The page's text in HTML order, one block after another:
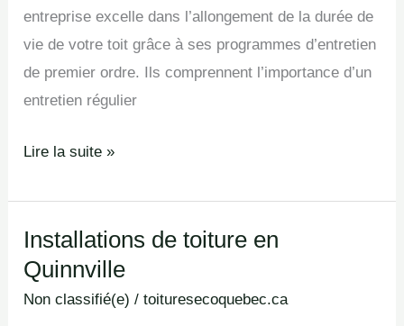
entreprise excelle dans l’allongement de la durée de
vie de votre toit grâce à ses programmes d’entretien
de premier ordre. Ils comprennent l’importance d’un
entretien régulier
Lire la suite »
Installations de toiture en
Quinnville
Non classifié(e) /toituresecoquebec.ca
Installations
de
toiture